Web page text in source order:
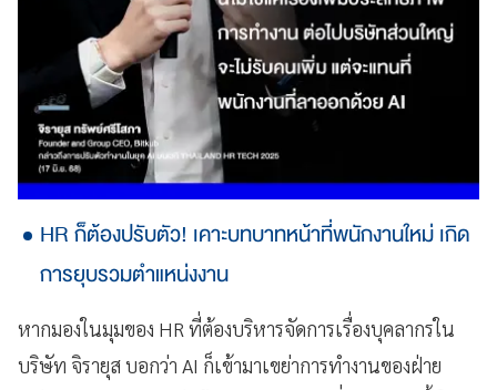
HR ก็ต้องปรับตัว! เคาะบทบาทหน้าที่พนักงานใหม่ เกิด
การยุบรวมตำแหน่งงาน
หากมองในมุมของ HR ที่ต้องบริหารจัดการเรื่องบุคลากรใน
บริษัท จิรายุส บอกว่า AI ก็เข้ามาเขย่าการทำงานของฝ่าย